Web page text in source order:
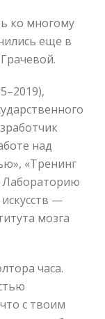
ко многому
еще в
над
«Тренинг
Лабораторию
—
мозга
часа.
с твоим